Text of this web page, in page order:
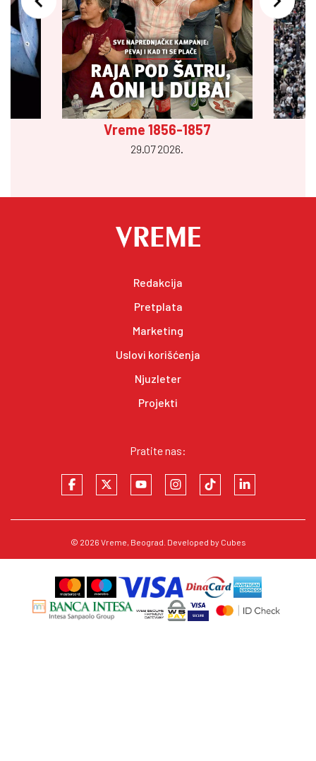
Vreme 1856-1857
29.07 2026.
Redakcija
Pretplata
Marketing
Uslovi korišćenja
Njuzleter
Projekti
Pratite nas:
© 2026 Vreme, Beograd. Developed by Cubes